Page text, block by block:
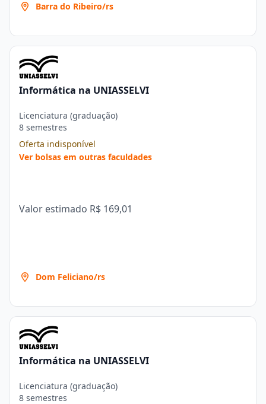
Barra do Ribeiro/rs
Informática na UNIASSELVI
Licenciatura (graduação)
8 semestres
Oferta indisponível
Ver bolsas em outras faculdades
Valor estimado R$ 169,01
Dom Feliciano/rs
Informática na UNIASSELVI
Licenciatura (graduação)
8 semestres